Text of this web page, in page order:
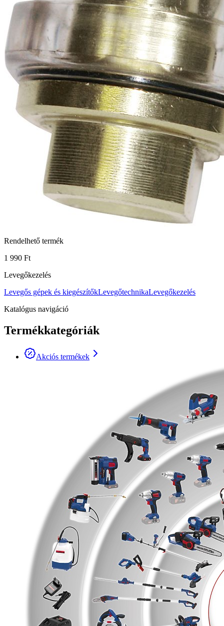
Rendelhető termék
1 990 Ft
Levegőkezelés
Levegős gépek és kiegészítőkLevegőtechnikaLevegőkezelés
Katalógus navigáció
Termékkategóriák
Akciós termékek